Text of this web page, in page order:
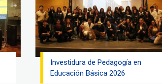
Investidura de Pedagogía en
Educación Básica 2026